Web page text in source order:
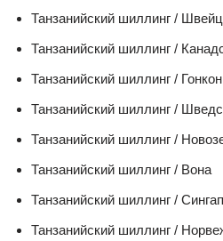
Танзанийский шиллинг /
Танзанийский шиллинг /
Танзанийский шиллинг /
Танзанийский шиллинг /
Танзанийский шиллинг /
Танзанийский шиллинг / Вона
Танзанийский шиллинг /
Танзанийский шиллинг /